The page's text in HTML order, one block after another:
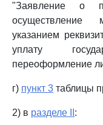
"Заявление о
осуществление
указанием
уплату
переоформление
г) пункт 3 таблицы
2) в разделе II :